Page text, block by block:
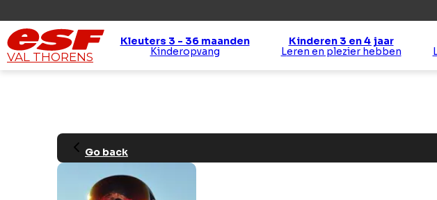
VAL THORENS
Kleuters 3 - 36 maanden
Kinderopvang
Kinderen 3 en 4 jaar
Leren en plezier hebben
Go back